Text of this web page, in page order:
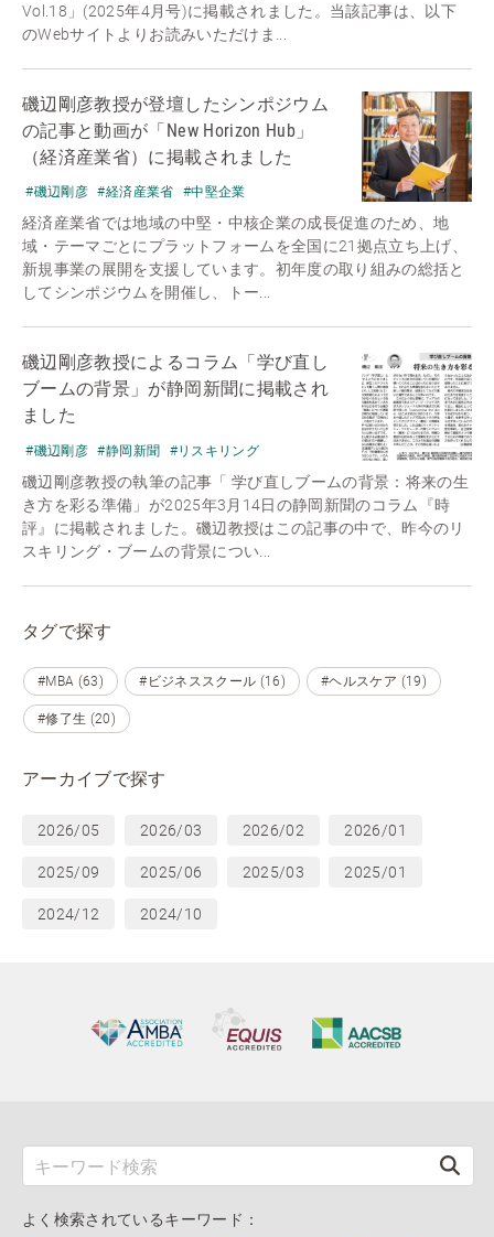
Vol.18」(2025年4月号)に掲載されました。当該記事は、以下
のWebサイトよりお読みいただけま...
磯辺剛彦教授が登壇したシンポジウム
の記事と動画が「New Horizon Hub」
（経済産業省）に掲載されました
#磯辺剛彦 #経済産業省 #中堅企業
経済産業省では地域の中堅・中核企業の成長促進のため、地
域・テーマごとにプラットフォームを全国に21拠点立ち上げ、
新規事業の展開を支援しています。初年度の取り組みの総括と
してシンポジウムを開催し、トー...
磯辺剛彦教授によるコラム「学び直し
ブームの背景」が静岡新聞に掲載され
ました
#磯辺剛彦 #静岡新聞 #リスキリング
磯辺剛彦教授の執筆の記事「 学び直しブームの背景：将来の生
き方を彩る準備」が2025年3月14日の静岡新聞のコラム『時
評』に掲載されました。磯辺教授はこの記事の中で、昨今のリ
スキリング・ブームの背景につい...
タグで探す
#MBA (63) #ビジネススクール (16) #ヘルスケア (19)
#修了生 (20)
アーカイブで探す
2026/05 2026/03 2026/02 2026/01
2025/09 2025/06 2025/03 2025/01
2024/12 2024/10
よく検索されているキーワード：